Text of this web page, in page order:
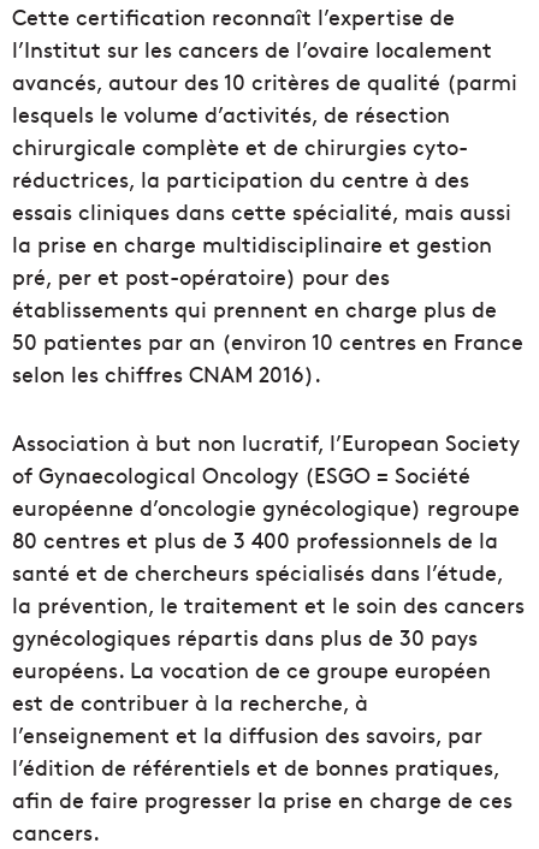
Cette certification reconnaît l’expertise de
l’Institut sur les cancers de l’ovaire localement
avancés, autour des 10 critères de qualité (parmi
lesquels le volume d’activités, de résection
chirurgicale complète et de chirurgies cyto-
réductrices, la participation du centre à des
essais cliniques dans cette spécialité, mais aussi
la prise en charge multidisciplinaire et gestion
pré, per et post-opératoire) pour des
établissements qui prennent en charge plus de
50 patientes par an (environ 10 centres en France
selon les chiffres CNAM 2016).
Association à but non lucratif, l’European Society
of Gynaecological Oncology (ESGO = Société
européenne d’oncologie gynécologique) regroupe
80 centres et plus de 3 400 professionnels de la
santé et de chercheurs spécialisés dans l’étude,
la prévention, le traitement et le soin des cancers
gynécologiques répartis dans plus de 30 pays
européens. La vocation de ce groupe européen
est de contribuer à la recherche, à
l’enseignement et la diffusion des savoirs, par
l’édition de référentiels et de bonnes pratiques,
afin de faire progresser la prise en charge de ces
cancers.